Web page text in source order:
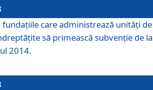
fundaţiile care administrează unităţi de
să primească subvenţie de la
2014.